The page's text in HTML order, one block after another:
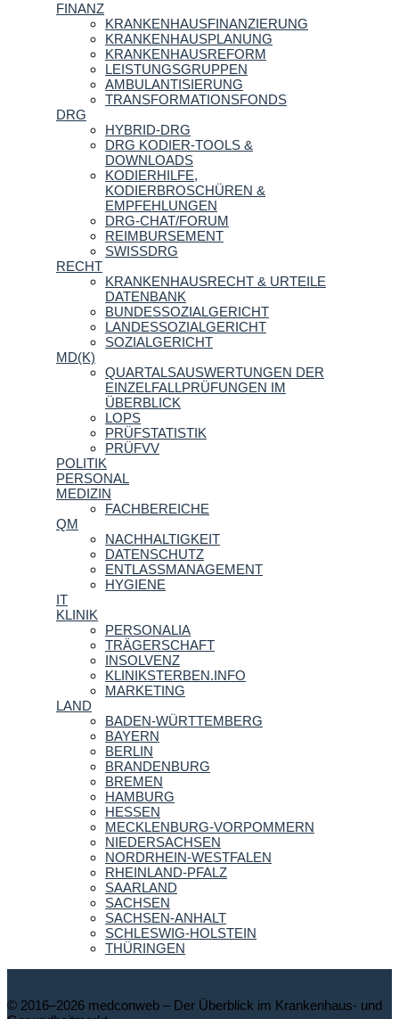
FINANZ
KRANKENHAUSFINANZIERUNG
KRANKENHAUSPLANUNG
KRANKENHAUSREFORM
LEISTUNGSGRUPPEN
AMBULANTISIERUNG
TRANSFORMATIONSFONDS
DRG
HYBRID-DRG
DRG KODIER-TOOLS &
DOWNLOADS
KODIERHILFE,
KODIERBROSCHÜREN &
EMPFEHLUNGEN
DRG-CHAT/FORUM
REIMBURSEMENT
SWISSDRG
RECHT
KRANKENHAUSRECHT & URTEILE
DATENBANK
BUNDESSOZIALGERICHT
LANDESSOZIALGERICHT
SOZIALGERICHT
MD(K)
QUARTALSAUSWERTUNGEN DER
EINZELFALLPRÜFUNGEN IM
ÜBERBLICK
LOPS
PRÜFSTATISTIK
PRÜFVV
POLITIK
PERSONAL
MEDIZIN
FACHBEREICHE
QM
NACHHALTIGKEIT
DATENSCHUTZ
ENTLASSMANAGEMENT
HYGIENE
IT
KLINIK
PERSONALIA
TRÄGERSCHAFT
INSOLVENZ
KLINIKSTERBEN.INFO
MARKETING
LAND
BADEN-WÜRTTEMBERG
BAYERN
BERLIN
BRANDENBURG
BREMEN
HAMBURG
HESSEN
MECKLENBURG-VORPOMMERN
NIEDERSACHSEN
NORDRHEIN-WESTFALEN
RHEINLAND-PFALZ
SAARLAND
SACHSEN
SACHSEN-ANHALT
SCHLESWIG-HOLSTEIN
THÜRINGEN
© 2016–2026 medconweb – Der Überblick im Krankenhaus- und